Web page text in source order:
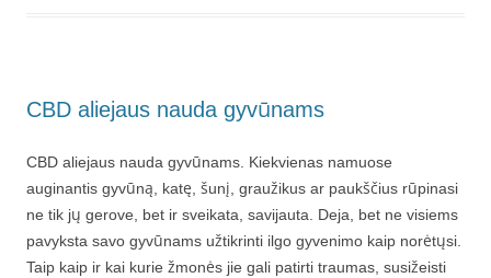
CBD aliejaus nauda gyvūnams
CBD aliejaus nauda gyvūnams. Kiekvienas namuose
auginantis gyvūną, katę, šunį, graužikus ar paukščius rūpinasi
ne tik jų gerove, bet ir sveikata, savijauta. Deja, bet ne visiems
pavyksta savo gyvūnams užtikrinti ilgo gyvenimo kaip norėtųsi.
Taip kaip ir kai kurie žmonės jie gali patirti traumas, susižeisti